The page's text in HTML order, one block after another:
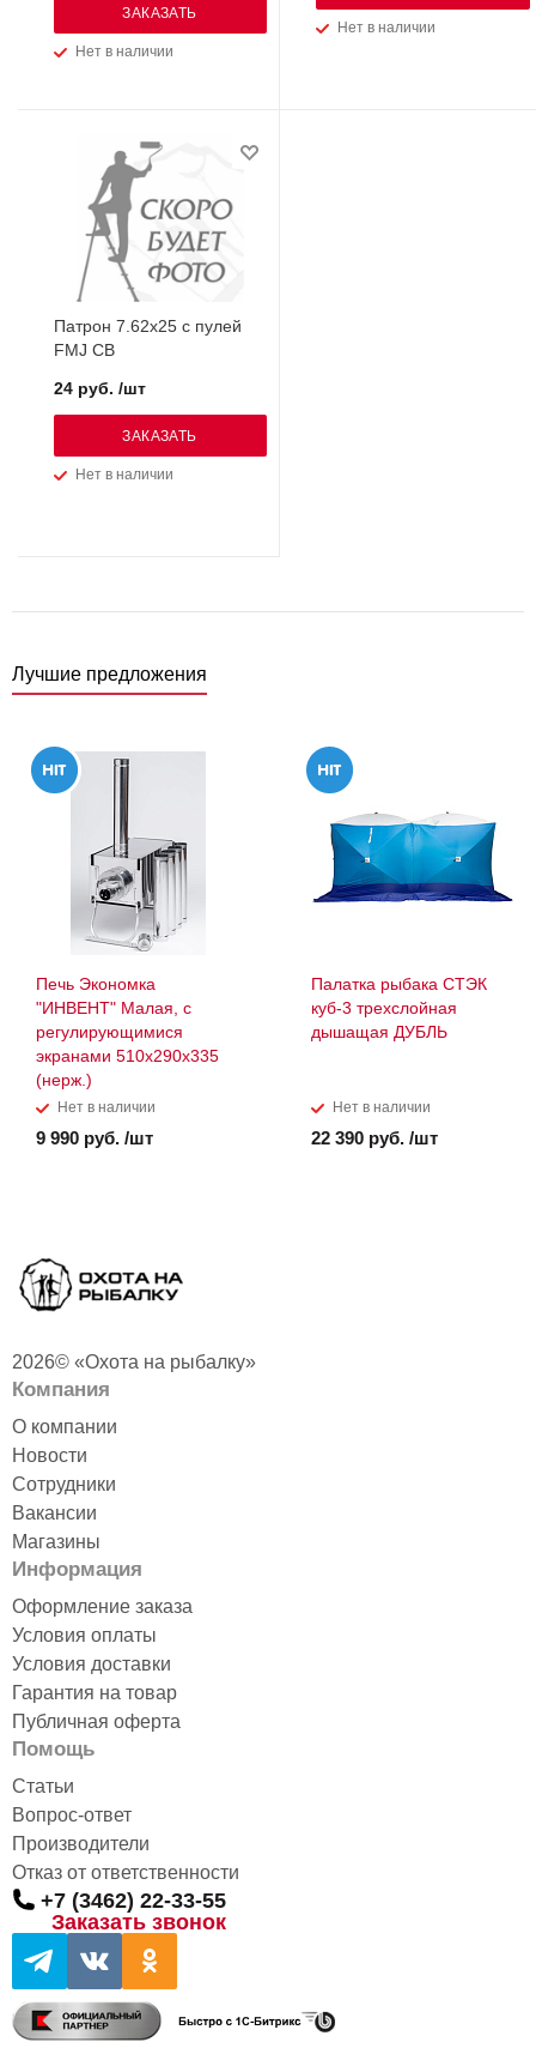
Нет в наличии
ЗАКАЗАТЬ
Нет в наличии
Патрон 7.62х25 с пулей
FMJ СВ
Нет в наличии
24 руб. /шт
ЗАКАЗАТЬ
Лучшие предложения
Печь Экономка
"ИНВЕНТ" Малая, с
регулирующимися
экранами 510х290х335
(нерж.)
Нет в наличии
9 990 руб. /шт
Палатка рыбака СТЭК
куб-3 трехслойная
дышащая ДУБЛЬ
Нет в наличии
22 390 руб. /шт
2026© «Охота на рыбалку»
Компания
О компании
Новости
Сотрудники
Вакансии
Магазины
Информация
Оформление заказа
Условия оплаты
Условия доставки
Гарантия на товар
Публичная оферта
Помощь
Статьи
Вопрос-ответ
Производители
Отказ от ответственности
+7 (3462) 22-33-55
Заказать звонок